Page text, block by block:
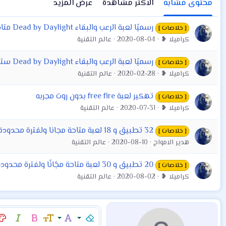
محتوى مشابه الاكثر مشاهدة عرض المزيد
[ خلاصات ] رسميًا لعبة الرعب والبقاء Dead by Daylight متاحة الآن على أندرويد و iOS
كراميلا ❥ 2020-08-04 عالم التقنية
[ خلاصات ] رسميًا لعبة الرعب والبقاء Dead by Daylight ستصل أندرويد هذا الربيع
كراميلا ❥ 2020-02-28 عالم التقنية
[ خلاصات ] تهكير لعبة free fire بدون روت مجربه
كراميلا ❥ 2020-07-31 عالم التقنية
[ خلاصات ] 32 تطبيق و 18 لعبة متاحة مجانا ولفترة محدودة على أندرويد
هدير الامواج 2020-08-10 عالم التقنية
[ خلاصات ] 20 تطبيق و 30 لعبة متاحة مجّانًا ولفترة محدودة على أندرويد
كراميلا ❥ 2020-08-02 عالم التقنية
إزالة التنسيقعائلة الخطحجم الخط
غامق مائل